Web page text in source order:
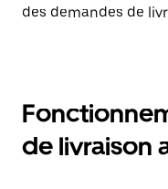
des demandes de
de livraison